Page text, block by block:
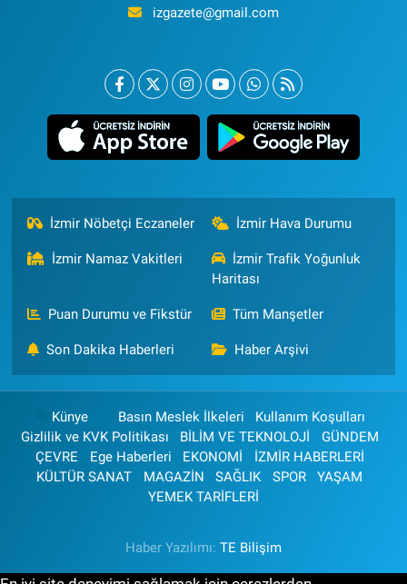
izgazete@gmail.com
İzmir Nöbetçi Eczaneler İzmir Hava Durumu
İzmir Namaz Vakitleri
İzmir Trafik Yoğunluk
Haritası
Puan Durumu ve Fikstür Tüm Manşetler
Son Dakika Haberleri Haber Arşivi
Künye Basın Meslek İlkeleri
Kullanım Koşulları
Gizlilik ve KVK Politikası
BİLİM VE TEKNOLOJİ
GÜNDEM
ÇEVRE
Ege Haberleri EKONOMİ
İZMİR HABERLERİ
KÜLTÜR SANAT
MAGAZİN SAĞLIK SPOR
YAŞAM
YEMEK TARİFLERİ
Haber Yazılımı: TE Bilişim